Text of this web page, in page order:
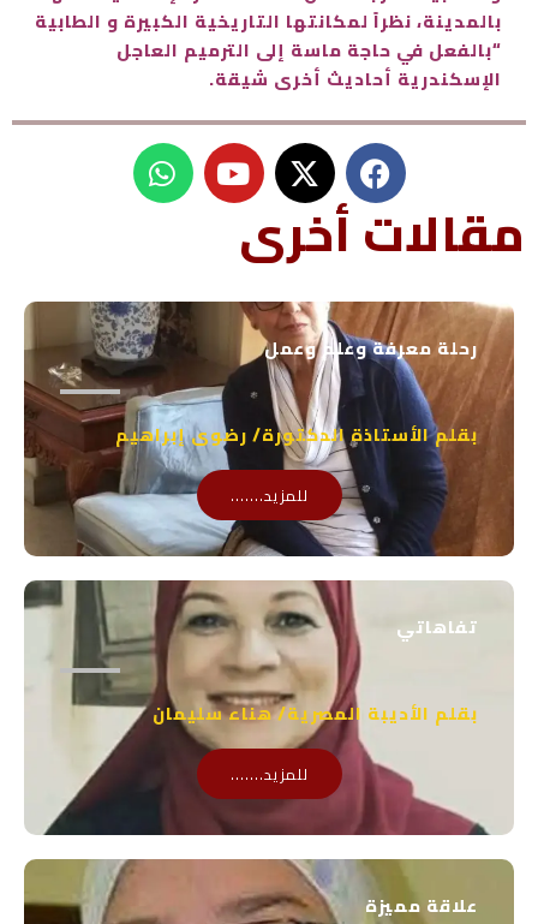
بالمدينة، نظراً لمكانتها التاريخية الكبيرة و الطابية
“بالفعل في حاجة ماسة إلى الترميم العاجل
الإسكندرية أحاديث أخرى شيقة.
u
t
b
e
W
h
a
t
a
p
p
مقالات أخرى
رحلة معرفة وعلم وعمل
بقلم الأستاذة الدكتورة/ رضوى إبراهيم
للمزيد.......
تفاهاتي
بقلم الأديبة المصرية/ هناء سليمان
للمزيد.......
علاقة مميزة